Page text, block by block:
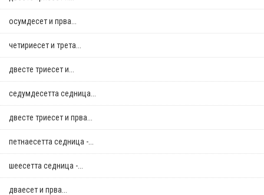
осумдесет и прва...
четириесет и трета...
двестe триесет и...
седумдесетта седница...
двестe триесет и прва...
петнаесетта седница -...
шеесетта седница -...
дваесет и прва...